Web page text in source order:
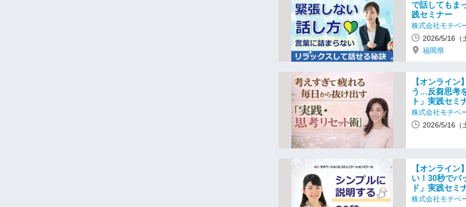
で話してもま
践セミナー
株式会社モチベ
2026/5/16（
福岡県
【オンライン
う…反芻思考
ト」実践セミ
株式会社モチベ
2026/5/16（
【オンライン
い！30秒でパ
ド」実践セミ
株式会社モチベ